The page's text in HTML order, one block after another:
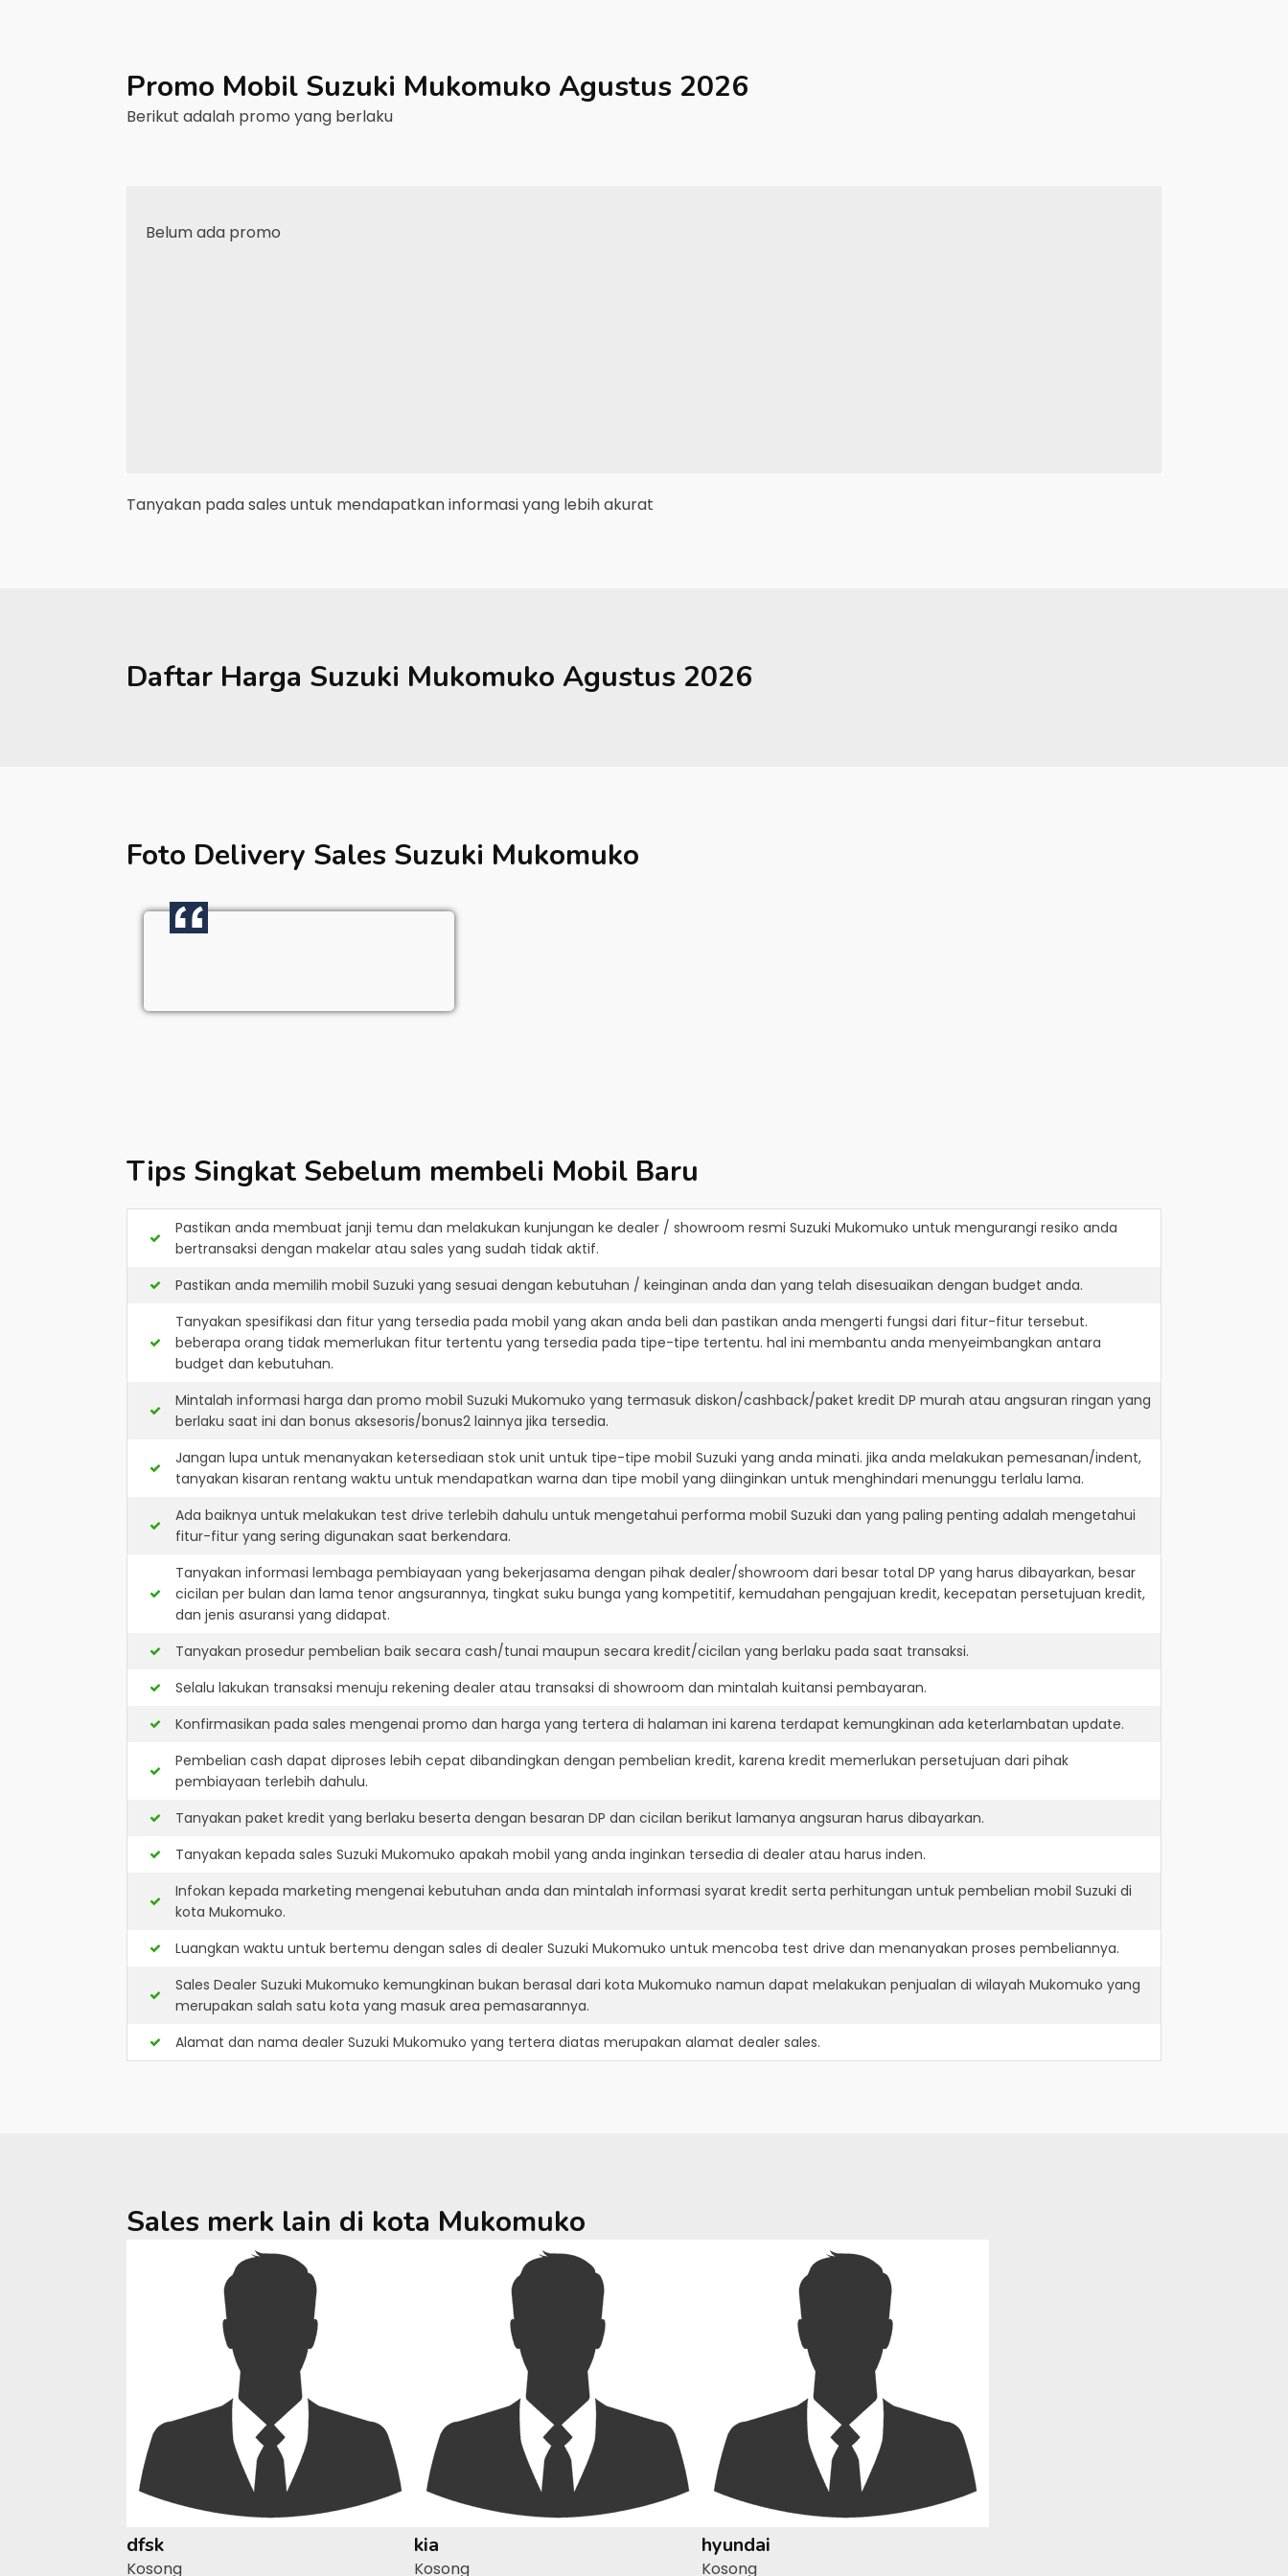
Promo Mobil Suzuki Mukomuko Agustus 2026
Berikut adalah promo yang berlaku
Belum ada promo
Tanyakan pada sales untuk mendapatkan informasi yang lebih akurat
Daftar Harga Suzuki Mukomuko Agustus 2026
Foto Delivery Sales Suzuki Mukomuko
Tips Singkat Sebelum membeli Mobil Baru
Pastikan anda membuat janji temu dan melakukan kunjungan ke dealer / showroom resmi Suzuki Mukomuko untuk mengurangi resiko anda
bertransaksi dengan makelar atau sales yang sudah tidak aktif.
Pastikan anda memilih mobil Suzuki yang sesuai dengan kebutuhan / keinginan anda dan yang telah disesuaikan dengan budget anda.
Tanyakan spesifikasi dan fitur yang tersedia pada mobil yang akan anda beli dan pastikan anda mengerti fungsi dari fitur-fitur tersebut.
beberapa orang tidak memerlukan fitur tertentu yang tersedia pada tipe-tipe tertentu. hal ini membantu anda menyeimbangkan antara
budget dan kebutuhan.
Mintalah informasi harga dan promo mobil Suzuki Mukomuko yang termasuk diskon/cashback/paket kredit DP murah atau angsuran ringan yang
berlaku saat ini dan bonus aksesoris/bonus2 lainnya jika tersedia.
Jangan lupa untuk menanyakan ketersediaan stok unit untuk tipe-tipe mobil Suzuki yang anda minati. jika anda melakukan pemesanan/indent,
tanyakan kisaran rentang waktu untuk mendapatkan warna dan tipe mobil yang diinginkan untuk menghindari menunggu terlalu lama.
Ada baiknya untuk melakukan test drive terlebih dahulu untuk mengetahui performa mobil Suzuki dan yang paling penting adalah mengetahui
fitur-fitur yang sering digunakan saat berkendara.
Tanyakan informasi lembaga pembiayaan yang bekerjasama dengan pihak dealer/showroom dari besar total DP yang harus dibayarkan, besar
cicilan per bulan dan lama tenor angsurannya, tingkat suku bunga yang kompetitif, kemudahan pengajuan kredit, kecepatan persetujuan kredit,
dan jenis asuransi yang didapat.
Tanyakan prosedur pembelian baik secara cash/tunai maupun secara kredit/cicilan yang berlaku pada saat transaksi.
Selalu lakukan transaksi menuju rekening dealer atau transaksi di showroom dan mintalah kuitansi pembayaran.
Konfirmasikan pada sales mengenai promo dan harga yang tertera di halaman ini karena terdapat kemungkinan ada keterlambatan update.
Pembelian cash dapat diproses lebih cepat dibandingkan dengan pembelian kredit, karena kredit memerlukan persetujuan dari pihak
pembiayaan terlebih dahulu.
Tanyakan paket kredit yang berlaku beserta dengan besaran DP dan cicilan berikut lamanya angsuran harus dibayarkan.
Tanyakan kepada sales Suzuki Mukomuko apakah mobil yang anda inginkan tersedia di dealer atau harus inden.
Infokan kepada marketing mengenai kebutuhan anda dan mintalah informasi syarat kredit serta perhitungan untuk pembelian mobil Suzuki di
kota Mukomuko.
Luangkan waktu untuk bertemu dengan sales di dealer Suzuki Mukomuko untuk mencoba test drive dan menanyakan proses pembeliannya.
Sales Dealer Suzuki Mukomuko kemungkinan bukan berasal dari kota Mukomuko namun dapat melakukan penjualan di wilayah Mukomuko yang
merupakan salah satu kota yang masuk area pemasarannya.
Alamat dan nama dealer Suzuki Mukomuko yang tertera diatas merupakan alamat dealer sales.
Sales merk lain di kota Mukomuko
dfsk
Kosong
kia
Kosong
hyundai
Kosong